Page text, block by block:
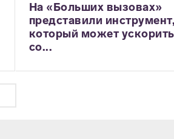
На «Больших вызовах»
представили инструмент,
который может ускорить
со...